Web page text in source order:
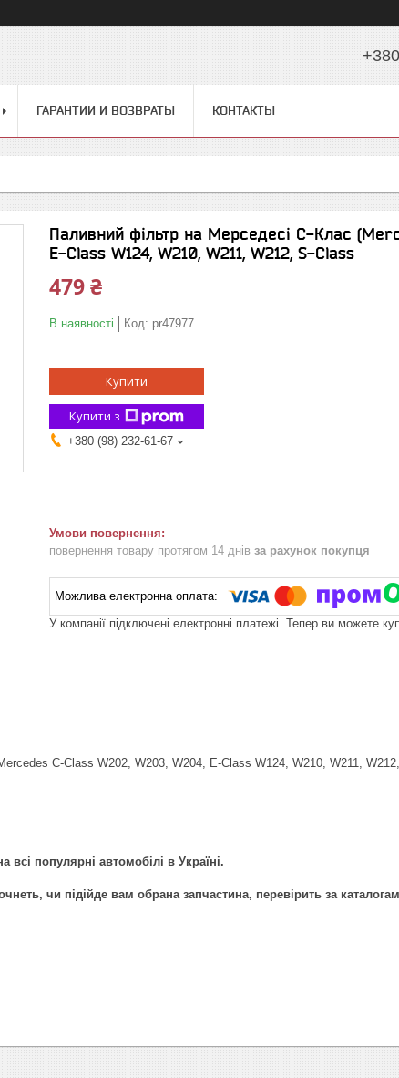
ГАРАНТИИ И ВОЗВРАТЫ КОНТАКТЫ
Паливний фільтр на Мерседесі C-Клас
E-Class W124, W210, W211, W212, S-Class
479 ₴
В наявності Код: pr47977
Купити
Купити з
+380 (98) 232-61-67
повернення товару протягом 14 днів за рахунок покупця
У компанії підключені електронні платежі. Тепер ви можете
C-Class W202, W203, W204, E-Class W124, W210, W211,
всі популярні автомобілі в Україні.
чи підійде вам обрана запчастина, перевірить за